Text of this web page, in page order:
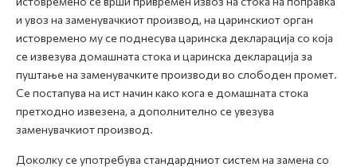
и увоз на заменувачкиот производ, на царинскиот орган
истовремено му се поднесува царинска декларација со која
се извезува домашната стока и царинска декларација за
пуштање на заменувачките производи во слободен промет.
Се постапува на ист начин како кога е домашната стока
претходно извезена, а дополнително се увезува
заменувачкиот производ.
Доколку се употребува стандардниот систем на замена со